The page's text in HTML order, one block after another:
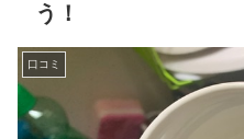
う！
口コミ